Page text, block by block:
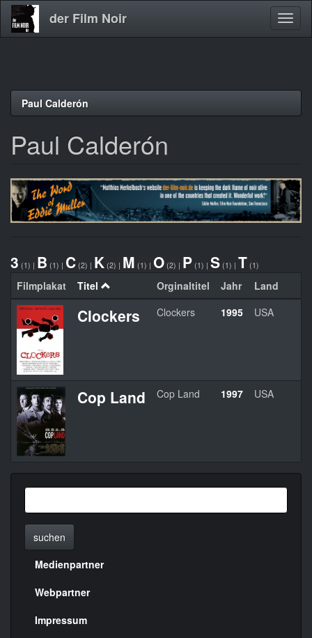
Direkt
der Film Noir
Paul Calderón
Paul Calderón
3 (1) | B (1) | C (2) | K (2) | M (1) | O (2) | P (1) | S (1) | T (1)
Filmplakat Titel Orginaltitel Jahr Land
Clockers Clockers 1995 USA
Cop Land Cop Land 1997 USA
suchen
Menülinks
rechte
Seite
Medienpartner
Webpartner
Impressum